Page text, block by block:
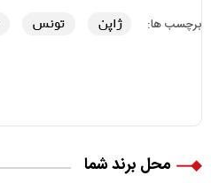
برچسب ها: ژاپن تونس
محل برند شما